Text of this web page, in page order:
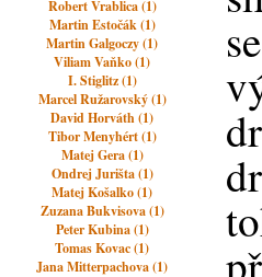
Robert Vrablica (1)
Martin Estočák (1)
Martin Galgoczy (1)
Viliam Vaňko (1)
I. Stiglitz (1)
Marcel Ružarovský (1)
David Horváth (1)
Tibor Menyhért (1)
Matej Gera (1)
Ondrej Jurišta (1)
Matej Košalko (1)
Zuzana Bukvisova (1)
Peter Kubina (1)
Tomas Kovac (1)
Jana Mitterpachova (1)